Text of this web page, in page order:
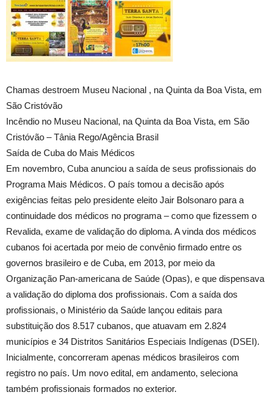
Chamas destroem Museu Nacional , na Quinta da Boa Vista, em
São Cristóvão
Incêndio no Museu Nacional, na Quinta da Boa Vista, em São
Cristóvão – Tânia Rego/Agência Brasil
Saída de Cuba do Mais Médicos
Em novembro, Cuba anunciou a saída de seus profissionais do
Programa Mais Médicos. O país tomou a decisão após
exigências feitas pelo presidente eleito Jair Bolsonaro para a
continuidade dos médicos no programa – como que fizessem o
Revalida, exame de validação do diploma. A vinda dos médicos
cubanos foi acertada por meio de convênio firmado entre os
governos brasileiro e de Cuba, em 2013, por meio da
Organização Pan-americana de Saúde (Opas), e que dispensava
a validação do diploma dos profissionais. Com a saída dos
profissionais, o Ministério da Saúde lançou editais para
substituição dos 8.517 cubanos, que atuavam em 2.824
municípios e 34 Distritos Sanitários Especiais Indígenas (DSEI).
Inicialmente, concorreram apenas médicos brasileiros com
registro no país. Um novo edital, em andamento, seleciona
também profissionais formados no exterior.